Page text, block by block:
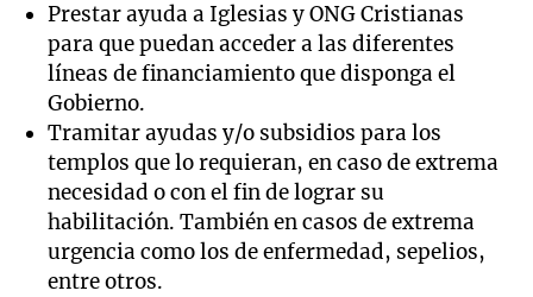
Prestar ayuda a Iglesias y ONG Cristianas
para que puedan acceder a las diferentes
líneas de financiamiento que disponga el
Gobierno.
Tramitar ayudas y/o subsidios para los
templos que lo requieran, en caso de extrema
necesidad o con el fin de lograr su
habilitación. También en casos de extrema
urgencia como los de enfermedad, sepelios,
entre otros.